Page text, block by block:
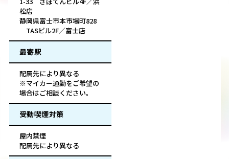
松店
静岡県富士市本市場町828
TASビル2F／富士店
最寄駅
配属先により異なる
※マイカー通勤をご希望の
場合はご相談ください。
受動喫煙対策
屋内禁煙
配属先により異なる